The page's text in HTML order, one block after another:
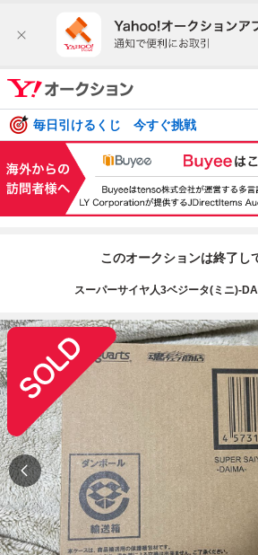
毎日引けるくじ 今すぐ挑戦
このオークションは終了し
スーパーサイヤ人3ベジータ(ミニ)-